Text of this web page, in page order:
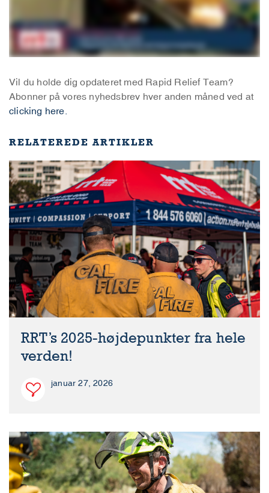
Vil du holde dig opdateret med Rapid Relief Team?
Abonner på vores nyhedsbrev hver anden måned ved at
clicking here.
RELATEREDE ARTIKLER
RRT’s 2025-højdepunkter fra hele
verden!
januar 27, 2026